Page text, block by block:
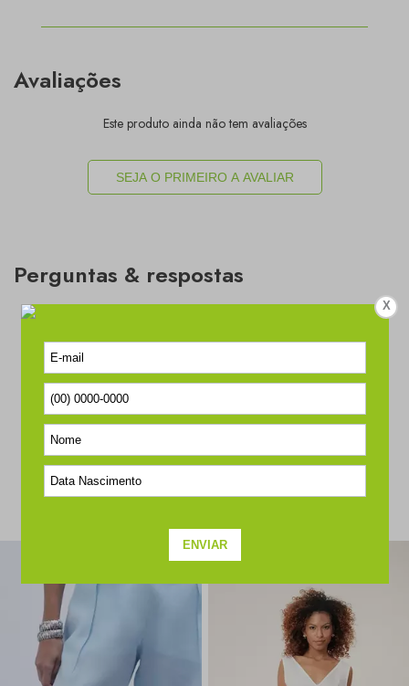
Avaliações
Este produto ainda não tem avaliações
SEJA O PRIMEIRO A AVALIAR
Perguntas & respostas
SEJA O PRIMEIRO A PERGUNTAR
X